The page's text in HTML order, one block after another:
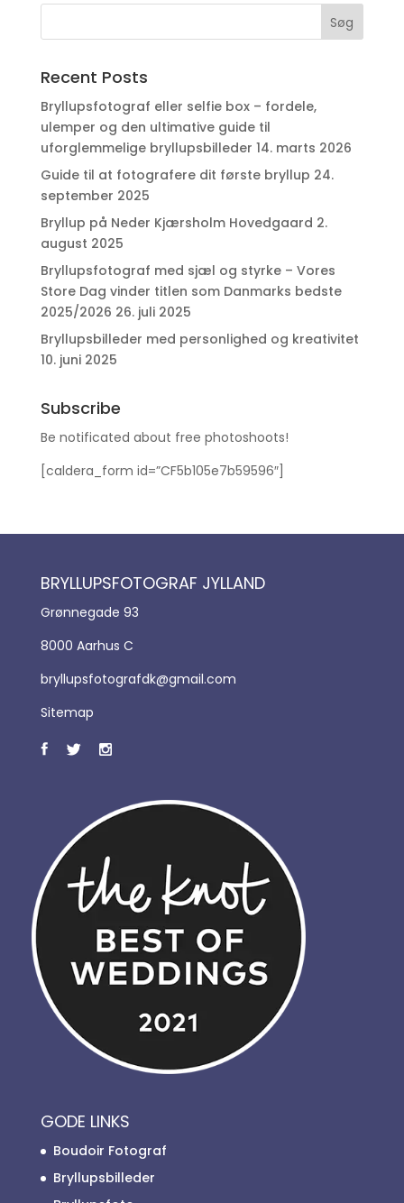
Recent Posts
Bryllupsfotograf eller selfie box – fordele,
ulemper og den ultimative guide til
uforglemmelige bryllupsbilleder 14. marts 2026
Guide til at fotografere dit første bryllup 24.
september 2025
Bryllup på Neder Kjærsholm Hovedgaard 2.
august 2025
Bryllupsfotograf med sjæl og styrke – Vores
Store Dag vinder titlen som Danmarks bedste
2025/2026 26. juli 2025
Bryllupsbilleder med personlighed og kreativitet
10. juni 2025
Subscribe
Be notificated about free photoshoots!
[caldera_form id=”CF5b105e7b59596″]
BRYLLUPSFOTOGRAF JYLLAND
Grønnegade 93
8000 Aarhus C
bryllupsfotografdk@gmail.com
Sitemap
GODE LINKS
Boudoir Fotograf
Bryllupsbilleder